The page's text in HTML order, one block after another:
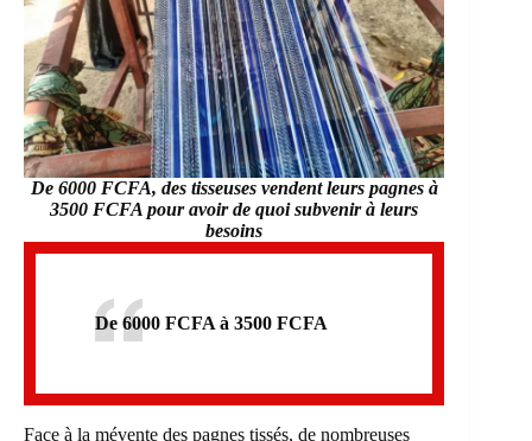
De 6000 FCFA, des tisseuses vendent leurs pagnes à
3500 FCFA pour avoir de quoi subvenir à leurs
besoins
De 6000 FCFA à 3500 FCFA
Face à la mévente des pagnes tissés, de nombreuses